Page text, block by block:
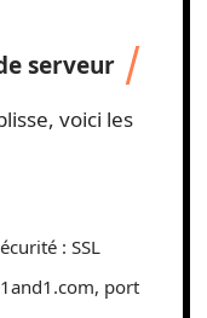
serveur
voici les
: SSL
port